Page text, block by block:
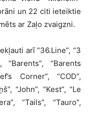
un 22 citi ieteiktie
ar Zaļo zvaigzni.
arī “36.Line”, “3
“Barents”, “Barents
Corner”, “COD”,
“John”, “Kest”, “Le
“Tails”, “Tauro”,